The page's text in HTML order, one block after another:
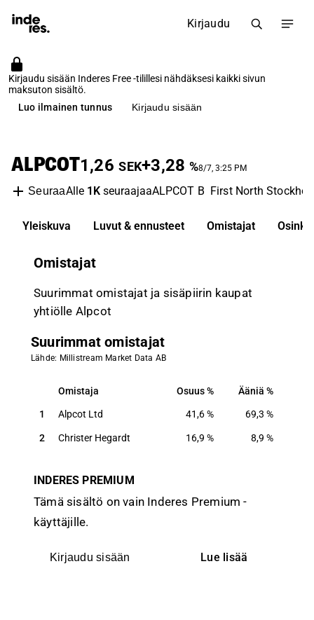
Kirjaudu
Kirjaudu sisään Inderes Free -tilillesi nähdäksesi kaikki sivun
maksuton sisältö.
Luo ilmainen tunnus
Kirjaudu sisään
ALPCOT1,26 SEK+3,28 %8/7, 3:25 PM
SeuraaAlle 1KseuraajaaALPCOT B First North
Yleiskuva Luvut & ennusteet Omistajat Osinko
Omistajat
Suurimmat omistajat ja sisäpiirin kaupat
yhtiölle Alpcot
Suurimmat omistajat
Lähde: Millistream Market Data AB
Omistaja Osuus Ääniä
Omistaja Osuus Ääniä
1 Alpcot Ltd 41,6% 69,3 %
2 Christer Hegardt 16,9 % 8,9 %
INDERES PREMIUM
Tämä sisältö on vain Inderes Premium -
käyttäjille.
Kirjaudu sisään Lue lisää